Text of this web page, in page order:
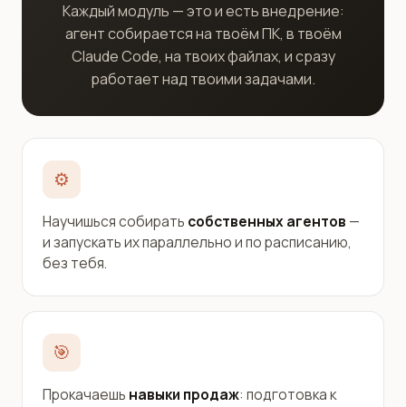
Каждый модуль — это и есть внедрение:
агент собирается на твоём ПК, в твоём
Claude Code, на твоих файлах, и сразу
работает над твоими задачами.
⚙️
Научишься собирать собственных агентов —
и запускать их параллельно и по расписанию,
без тебя.
🎯
Прокачаешь навыки продаж: подготовка к